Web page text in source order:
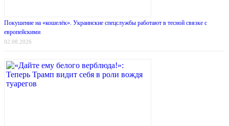
Покушение на «кошелёк». Украинские спецслужбы работают в тесной связке с
европейскими
02.08.2026